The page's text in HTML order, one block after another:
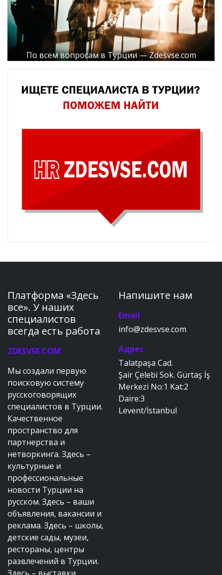
По всем вопросам в Турции — Zdesvse.com
Платформа «Здесь
все». У наших
специалистов
всегда есть работа
ZDESVSE.COM
Мы создали первую
поисковую систему
русскоговорящих
специалистов в Турции.
Качественное
пространство для
партнерства и
нетворкинга. Здесь –
культурные и
профессиональные
новости Турции на
русском. Здесь – ваши
объявления, вакансии и
реклама. Здесь – школы,
детские сады, музеи,
рестораны, центры
развлечений в Турции.
Напишите нам
Email
info@zdesvse.com
Адрес
Talatpaşa Cad.
Şair Çelebi Sok. Gürtaş İş
Merkezi No:1 Kat:2
Daire:3
Levent/İstanbul